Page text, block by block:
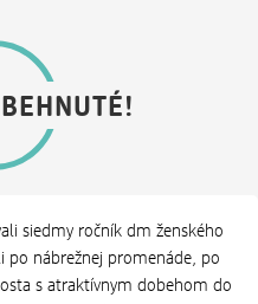
siedmy ročník dm ženského
po nábrežnej promenáde, po
s atraktívnym dobehom do